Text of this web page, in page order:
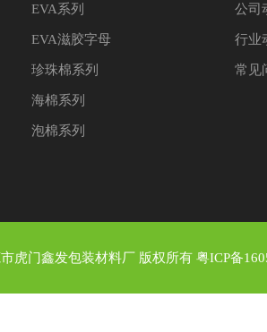
EVA系列
EVA滋胶字母
珍珠棉系列
海棉系列
泡棉系列
公司
行业
常见
虎门鑫发包装材料厂 版权所有 粤ICP备